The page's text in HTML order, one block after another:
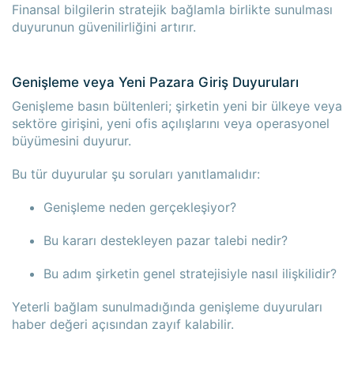
Finansal bilgilerin stratejik bağlamla birlikte sunulması
duyurunun güvenilirliğini artırır.
Genişleme veya Yeni Pazara Giriş Duyuruları
Genişleme basın bültenleri; şirketin yeni bir ülkeye veya
sektöre girişini, yeni ofis açılışlarını veya operasyonel
büyümesini duyurur.
Bu tür duyurular şu soruları yanıtlamalıdır:
Genişleme neden gerçekleşiyor?
Bu kararı destekleyen pazar talebi nedir?
Bu adım şirketin genel stratejisiyle nasıl ilişkilidir?
Yeterli bağlam sunulmadığında genişleme duyuruları
haber değeri açısından zayıf kalabilir.